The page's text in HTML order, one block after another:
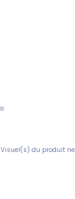
Visuel(s) du produit